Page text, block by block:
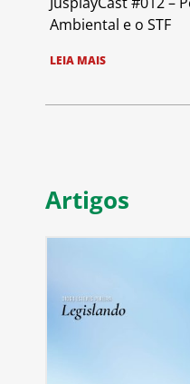
Ambiental e o STF
LEIA MAIS
Artigos